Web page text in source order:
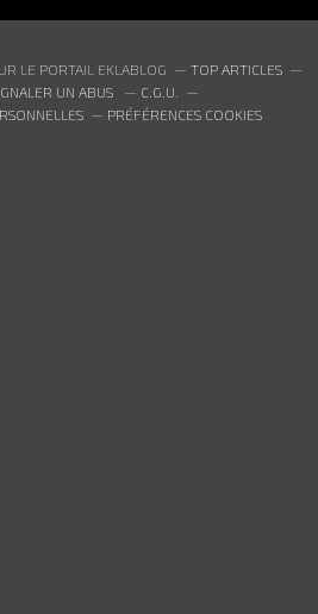
LE PORTAIL EKLABLOG
TOP ARTICLES
UN ABUS
C.G.U.
PRÉFÉRENCES COOKIES